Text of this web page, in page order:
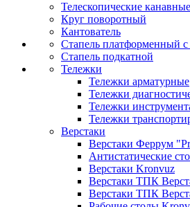
Телескопические
Круг поворотный
Кантователь
Стапель платформенный
Стапель подкатной
Тележки
Тележки арматурные
Тележки
Тележки
Тележки
Верстаки
Верстаки Феррум
Антистатические
Верстаки Kronvuz
Верстаки ТПК
Верстаки ТПК